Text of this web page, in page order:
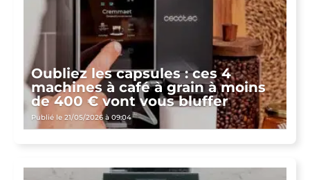
Oubliez les capsules : ces 4
machines à café à grain à moins
de 400 € vont vous bluffer
Publié le 21/05/2026 à 09:04